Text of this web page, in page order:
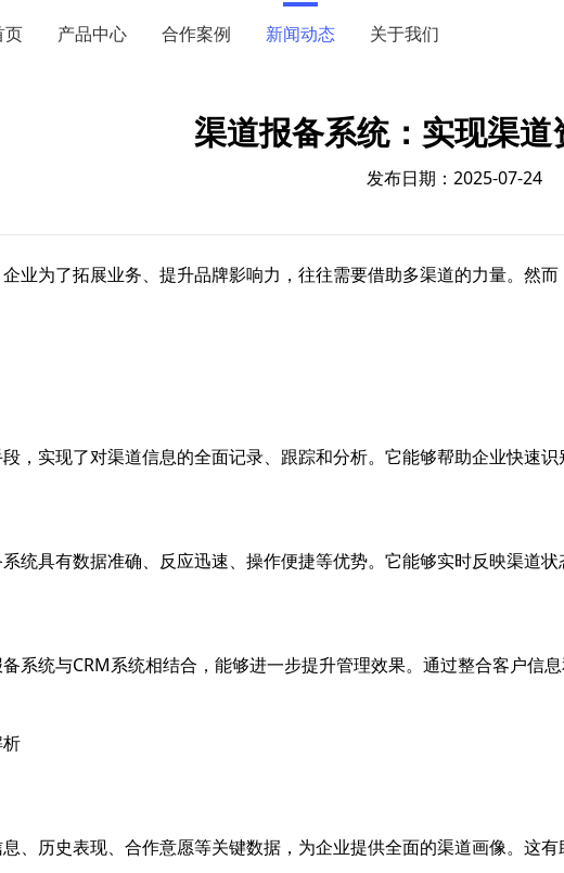
页 产品中心 合作案例 新闻动态 关于我们
渠道报备系统：实现渠道
发布日期：2025-07-24
业为了拓展业务、提升品牌影响力，往往需要借助多渠道的力量。然
，实现了对渠道信息的全面记录、跟踪和分析。它能够帮助企业快速
统具有数据准确、反应迅速、操作便捷等优势。它能够实时反映渠道
系统与CRM系统相结合，能够进一步提升管理效果。通过整合客户信
、历史表现、合作意愿等关键数据，为企业提供全面的渠道画像。这